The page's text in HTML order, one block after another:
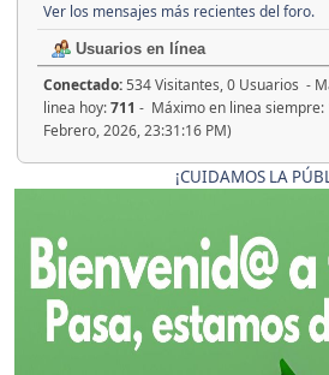
Ver los mensajes más recientes del foro.
Usuarios en línea
Conectado:534 Visitantes, 0 Usuarios -
linea hoy:711 - Máximo en linea siempre:
Febrero, 2026, 23:31:16 PM)
¡CUIDAMOS LA